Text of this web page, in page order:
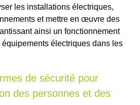
les installations électriques,
et mettre en œuvre des
ainsi un fonctionnement
électriques dans les
de sécurité pour
des personnes et des